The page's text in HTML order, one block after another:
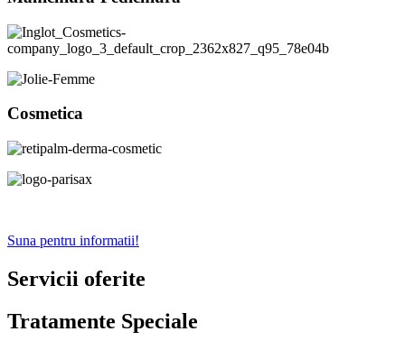
Cosmetica
Suna pentru informatii!
Servicii oferite
Tratamente Speciale